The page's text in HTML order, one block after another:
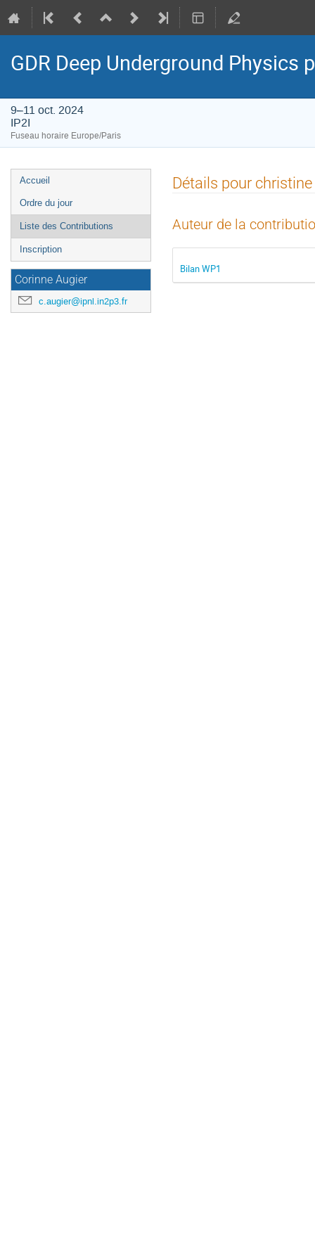
GDR Deep Underground Physics
9–11 oct. 2024
IP2I
Fuseau horaire Europe/Paris
Menu
de
l'événement
Accueil
Ordre du jour
Liste des Contributions
Inscription
Corinne Augier
c.augier@ipnl.in2p3.fr
Détails pour
Auteur de la
Bilan WP1